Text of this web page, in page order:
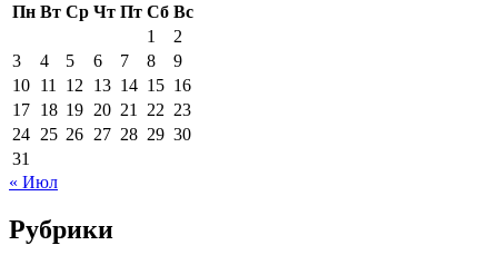
Пн Вт Ср Чт Пт Сб Вс
1
2
3
4 5 6 7 8
9
10 11 12 13 14 15 16
17 18 19 20 21 22 23
24 25 26 27 28 29 30
31
« Июл
Рубрики